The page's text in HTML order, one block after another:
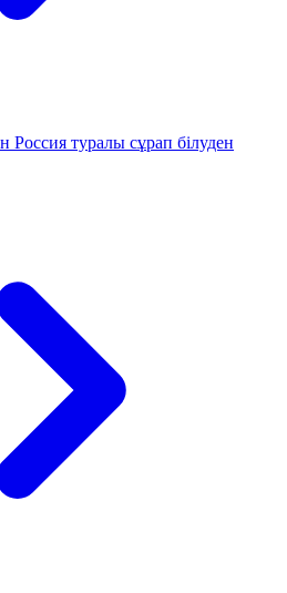
Россия туралы сұрап білуден